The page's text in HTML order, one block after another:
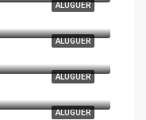
ALUGUER
ALUGUER
ALUGUER
ALUGUER